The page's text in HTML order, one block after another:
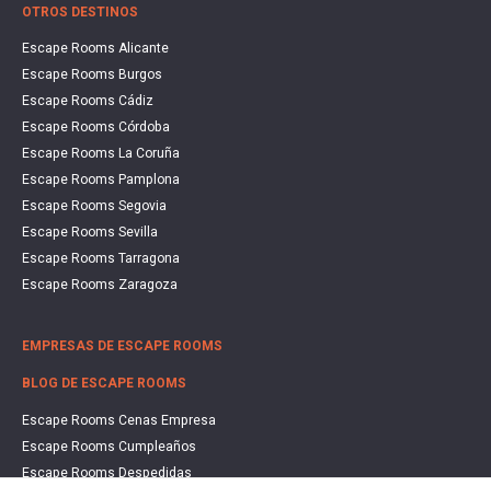
OTROS DESTINOS
Escape Rooms Alicante
Escape Rooms Burgos
Escape Rooms Cádiz
Escape Rooms Córdoba
Escape Rooms La Coruña
Escape Rooms Pamplona
Escape Rooms Segovia
Escape Rooms Sevilla
Escape Rooms Tarragona
Escape Rooms Zaragoza
EMPRESAS DE ESCAPE ROOMS
BLOG DE ESCAPE ROOMS
Escape Rooms Cenas Empresa
Escape Rooms Cumpleaños
Escape Rooms Despedidas